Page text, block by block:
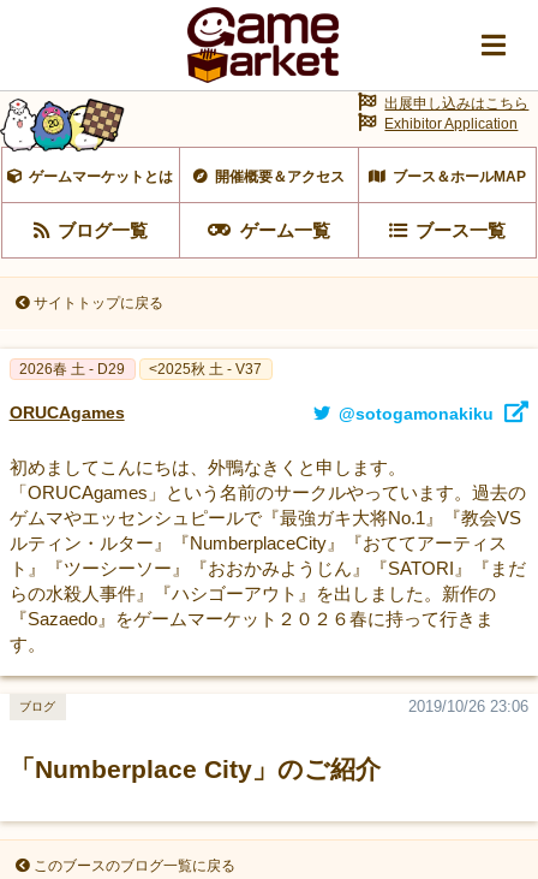
ゲームマーケットとは 開催概要＆アクセス ブース＆ホールMAP
ブログ一覧 ゲーム一覧 ブース一覧
出展申し込みはこちら
Exhibitor Application
サイトトップに戻る
2026春 土 - D29 <2025秋 土 - V37
ORUCAgames @sotogamonakiku
初めましてこんにちは、外鴨なきくと申します。
「ORUCAgames」という名前のサークルやっています。過去の
ゲムマやエッセンシュピールで『最強ガキ大将No.1』『教会VS
ルティン・ルター』『NumberplaceCity』『おててアーティス
ト』『ツーシーソー』『おおかみようじん』『SATORI』『まだ
らの水殺人事件』『ハシゴーアウト』を出しました。新作の
『Sazaedo』をゲームマーケット２０２６春に持って行きま
す。
「Numberplace City」のご紹介
2019/10/26 23:06
ブログ
このブースのブログ一覧に戻る